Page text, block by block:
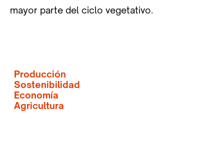
mayor parte del ciclo vegetativo.
Producción
Sostenibilidad
Economía
Agricultura